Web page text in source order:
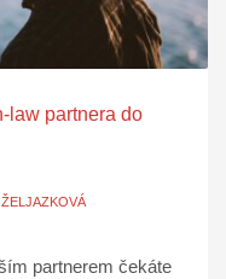
law partnera do
partnerem čekáte